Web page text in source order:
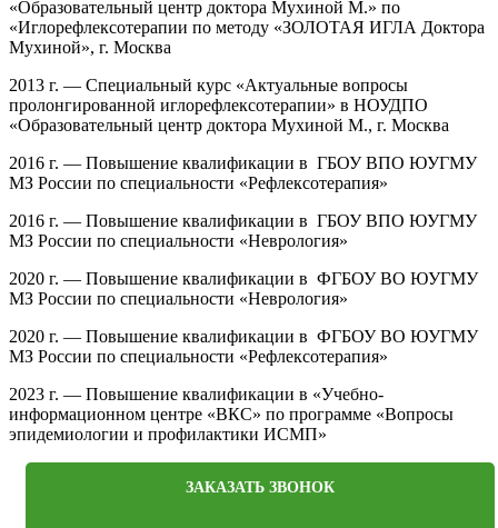
«Образовательный центр доктора Мухиной М.» по
«Иглорефлексотерапии по методу «ЗОЛОТАЯ ИГЛА Доктора
Мухиной», г. Москва
2013 г. — Специальный курс «Актуальные вопросы
пролонгированной иглорефлексотерапии» в НОУДПО
«Образовательный центр доктора Мухиной М., г. Москва
2016 г. — Повышение квалификации в ГБОУ ВПО ЮУГМУ
МЗ России по специальности «Рефлексотерапия»
2016 г. — Повышение квалификации в ГБОУ ВПО ЮУГМУ
МЗ России по специальности «Неврология»
2020 г. — Повышение квалификации в ФГБОУ ВО ЮУГМУ
МЗ России по специальности «Неврология»
2020 г. — Повышение квалификации в ФГБОУ ВО ЮУГМУ
МЗ России по специальности «Рефлексотерапия»
2023 г. — Повышение квалификации в «Учебно-
информационном центре «ВКС» по программе «Вопросы
эпидемиологии и профилактики ИСМП»
ЗАКАЗАТЬ ЗВОНОК